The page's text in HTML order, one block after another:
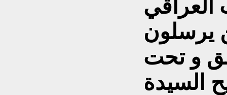
يرسلون
و تحت
السيدة